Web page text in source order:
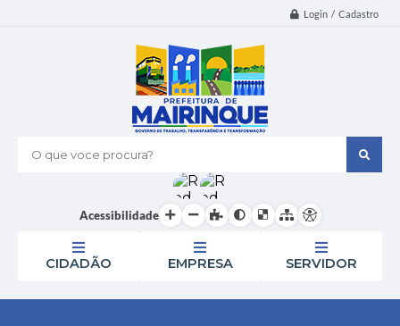
Login / Cadastro
O que voce procura?
Acessibilidade
CIDADÃO EMPRESA SERVIDOR